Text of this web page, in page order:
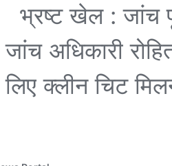
भ्रष्ट खेल : जांच
जांच अधिकारी
लिए क्लीन चिट